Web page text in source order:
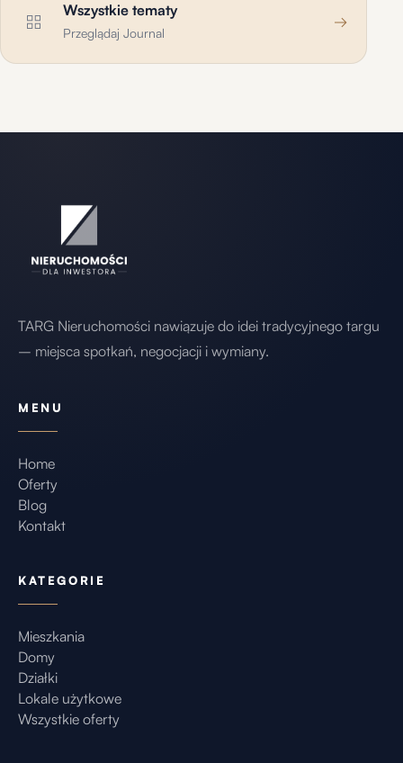
Wszystkie tematy
Przeglądaj Journal
→
TARG Nieruchomości nawiązuje do idei tradycyjnego targu
– miejsca spotkań, negocjacji i wymiany.
MENU
Home
Oferty
Blog
Kontakt
KATEGORIE
Mieszkania
Domy
Działki
Lokale użytkowe
Wszystkie oferty